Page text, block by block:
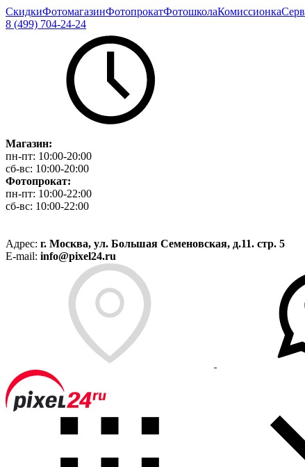
СкидкиФотомагазинФотопрокатФотошколаКомиссионка
8 (499) 704-24-24
Магазин:
пн-пт: 10:00-20:00
сб-вс: 10:00-20:00
Фотопрокат:
пн-пт: 10:00-22:00
сб-вс: 10:00-22:00
Адрес: г. Москва, ул. Большая Семеновская, д.11. стр. 5
E-mail: info@pixel24.ru